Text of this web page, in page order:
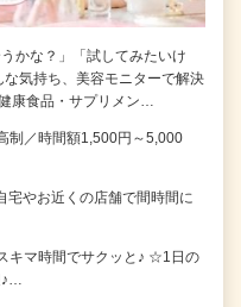
かな？」「試してみたいけ
気持ち、美容モニターで解決
康食品・サプリメン…
制／時間額1,500円～5,000
やお近くの店舗で間時間に
キマ時間でサクッと♪ ☆1日の
♪…